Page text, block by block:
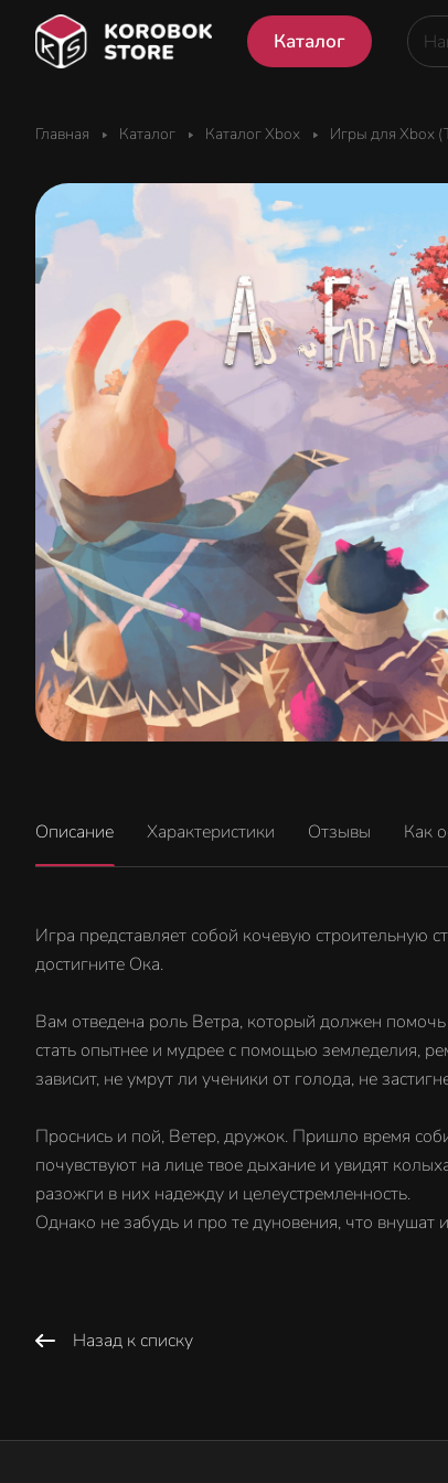
Каталог
Главная Каталог Каталог Xbox Игры для Xbox
Описание Характеристики Отзывы Как
Игра представляет собой кочевую строительную
достигните Ока.
Вам отведена роль Ветра, который должен
стать опытнее и мудрее с помощью земледелия,
зависит, не умрут ли ученики от голода, не
Проснись и пой, Ветер, дружок. Пришло время
почувствуют на лице твое дыхание и увидят
разожги в них надежду и целеустремленность.
Однако не забудь и про те дуновения, что
Назад к списку